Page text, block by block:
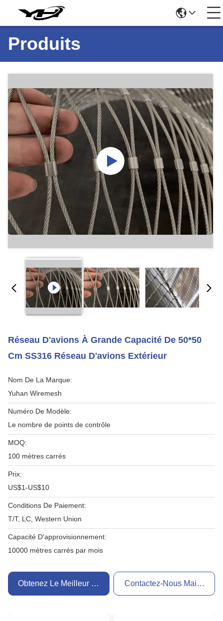
Produits
Réseau D'avions À Grande Capacité De 50*50
Cm SS316 Réseau D'avions Extérieur
Nom De La Marque:
Yuhan Wiremesh
Numéro De Modèle:
Le nombre de points de contrôle
MOQ:
100 mètres carrés
Prix:
US$1-US$10
Conditions De Paiement:
T/T, LC, Western Union
Capacité D'approvisionnement:
10000 mètres carrés par mois
Obtenez Le Meilleur Prix Contactez-Nous Maintenant